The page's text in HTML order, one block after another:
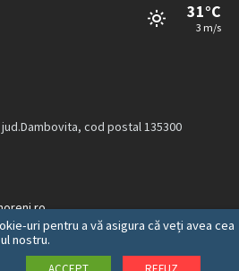
31°C
3 m/s
jud.Dambovita, cod postal 135300
uri pentru a vă asigura că veți avea cea
nostru.